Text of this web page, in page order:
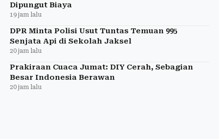
Dipungut Biaya
19 jam lalu
DPR Minta Polisi Usut Tuntas Temuan 995
Senjata Api di Sekolah Jaksel
20 jam lalu
Prakiraan Cuaca Jumat: DIY Cerah, Sebagian
Besar Indonesia Berawan
20 jam lalu